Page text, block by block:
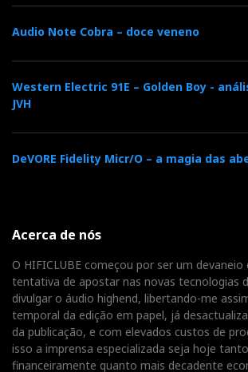
O poder da voz masculina
Dorma’, do Ato III, de Turandot,
raro tenor heróico wagneriano, cujo
Optei pela Dança Infernal, do Pássaro
Stravisnky, pela Orquestra de Paris,
Klaus Makela. Os sopros não
não endureceram, os metais rasgaram
Audio Note Cobra – doce veneno
Western Electric 91E – Golden Boy -
JVH
DeVORE Fidelity Micr/O – a magia das
Acerca de nós
O HIFICLUBE começou por ser um
tentativa de apostar nas novas tecnologias
divulgar o áudio highend, libertando-me
temporal da edição em papel, já
da publicação, e com elevados custos de
isso a imprensa especializada seja hoje
financeiramente quanto mais decadente